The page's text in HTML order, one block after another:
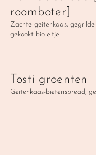
roomboter]
Zachte geitenkaas,
gekookt bio eitje
Tosti groenten
Geitenkaas-bietenspread,